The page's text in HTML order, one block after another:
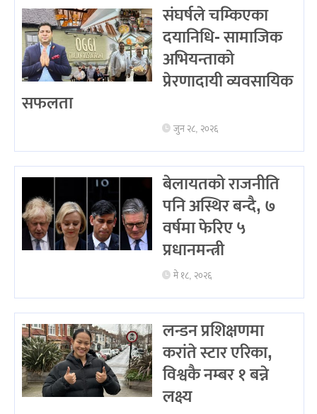
संघर्षले चम्किएका
दयानिधि- सामाजिक
अभियन्ताको
प्रेरणादायी व्यवसायिक
सफलता
जुन २८, २०२६
बेलायतको राजनीति
पनि अस्थिर बन्दै, ७
वर्षमा फेरिए ५
प्रधानमन्त्री
मे १८, २०२६
लन्डन प्रशिक्षणमा
करांते स्टार एरिका,
विश्वकै नम्बर १ बन्ने
लक्ष्य